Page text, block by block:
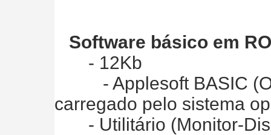
Software básico em
- 12Kb
- Applesoft BASIC (O
carregado pelo sistema
- Utilitário (Monitor-